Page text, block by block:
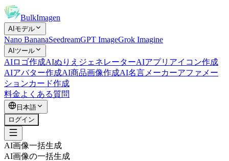
BulkImagen
AIモデル
Nano BananaSeedreamGPT ImageGrok Imagine
AIツール
AIロゴ作成AIぬりえジェネレーターAIアプリアイコン作成
AIアバター作成AI商品画像作成AI名言メーカーアファメー
ションカード作成
料金よくある質問
日本語
ログイン
AI画像一括生成
AI画像の一括生成